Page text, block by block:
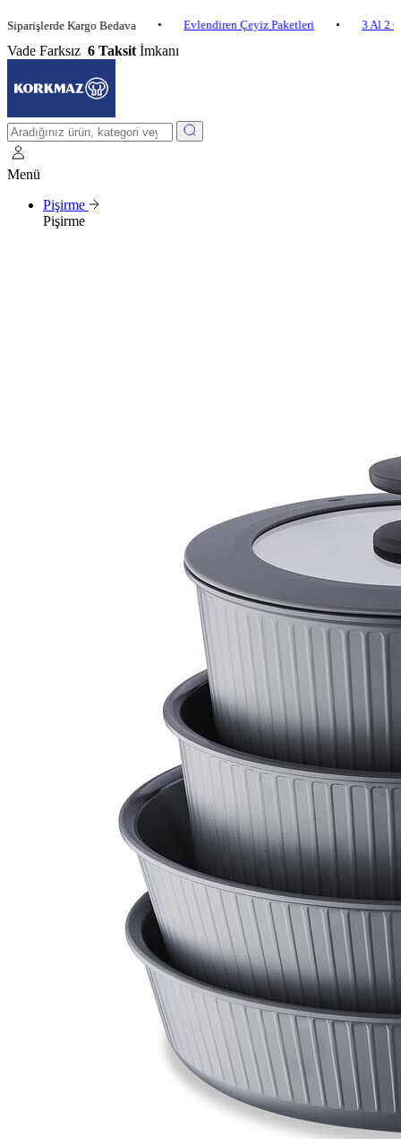
Kargo Bedava • Evlendiren Çeyiz Paketleri • 3 Al 2 Öde
Vade Farksız 6 Taksit İmkanı
Menü
Pişirme
Pişirme